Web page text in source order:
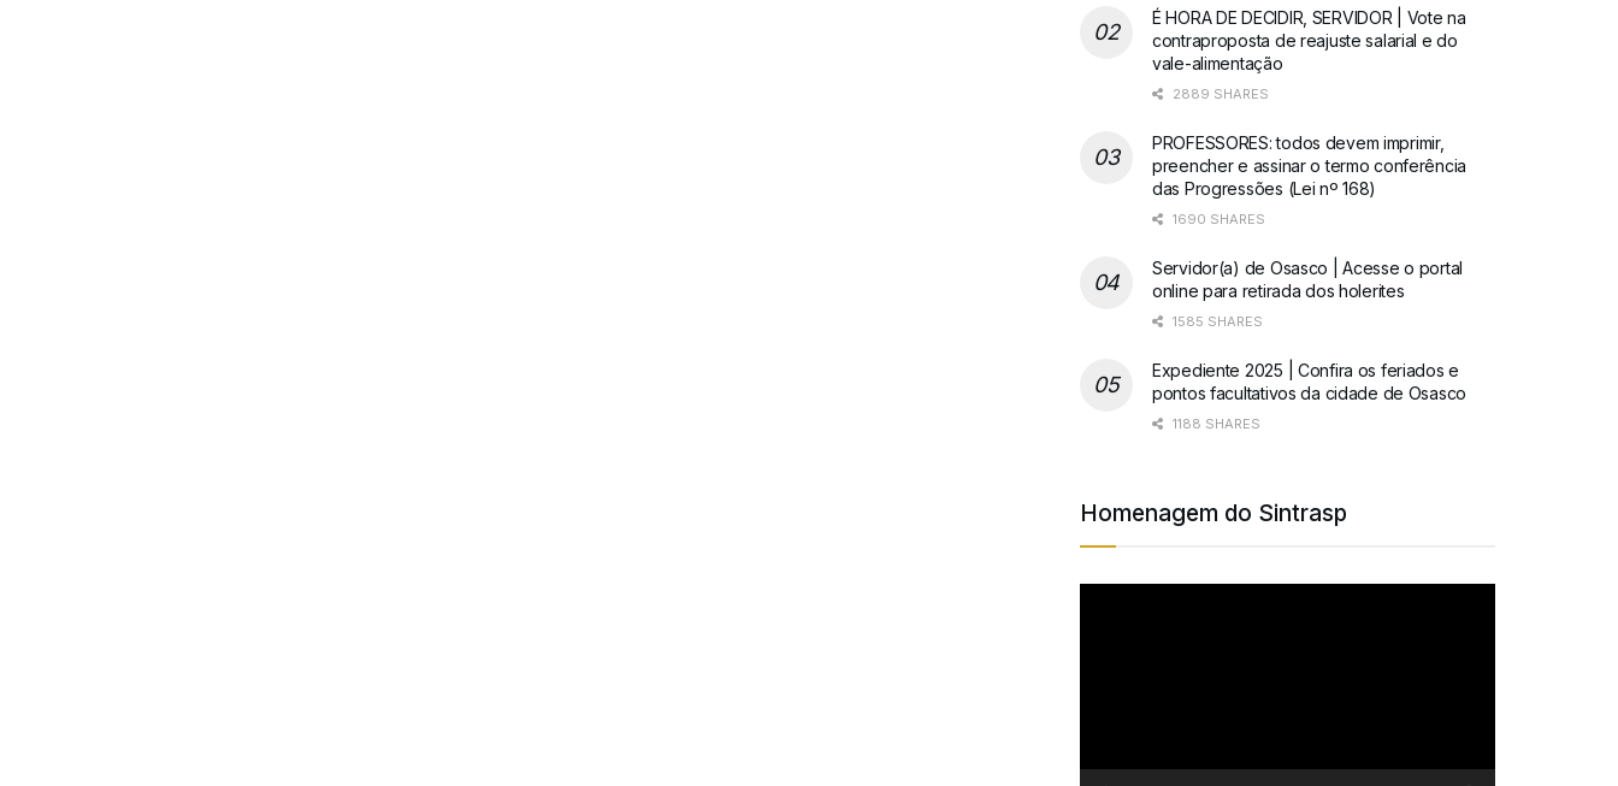
É HORA DE DECIDIR, SERVIDOR | Vote na
contraproposta de reajuste salarial e do
vale-alimentação
2889 SHARES
PROFESSORES: todos devem imprimir,
preencher e assinar o termo conferência
das Progressões (Lei nº 168)
1690 SHARES
Servidor(a) de Osasco | Acesse o portal
online para retirada dos holerites
1585 SHARES
Expediente 2025 | Confira os feriados e
pontos facultativos da cidade de Osasco
1188 SHARES
Homenagem do Sintrasp